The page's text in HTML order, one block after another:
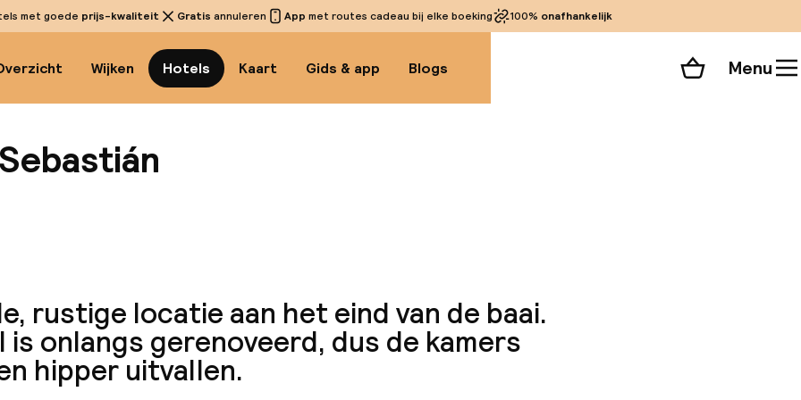
met goede prijs-kwaliteit Gratis annuleren App met routes cadeau bij elke boeking 100% onafhankelijk
Wijken Hotels Kaart Gids & app Blogs Winkelmand
Menu
rustige locatie aan het eind van de baai.
is onlangs gerenoveerd, dus de kamers
hipper uitvallen.